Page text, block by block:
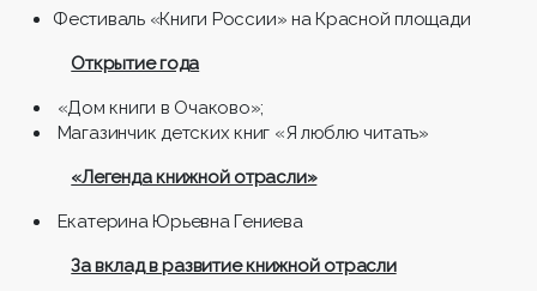
Фестиваль «Книги России» на Красной площади
Открытие года
«Дом книги в Очаково»;
Магазинчик детских книг «Я люблю читать»
«Легенда книжной отрасли»
Екатерина Юрьевна Гениева
За вклад в развитие книжной отрасли